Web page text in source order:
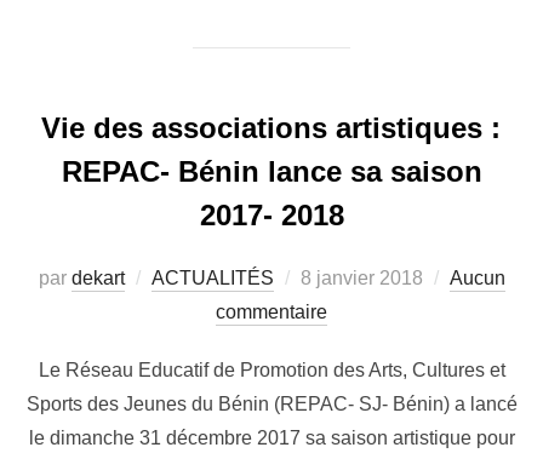
Vie des associations artistiques :
REPAC- Bénin lance sa saison
2017- 2018
par dekart ACTUALITÉS 8 janvier 2018
Aucun
commentaire
Le Réseau Educatif de Promotion des Arts, Cultures et
Sports des Jeunes du Bénin (REPAC- SJ- Bénin) a lancé
le dimanche 31 décembre 2017 sa saison artistique pour